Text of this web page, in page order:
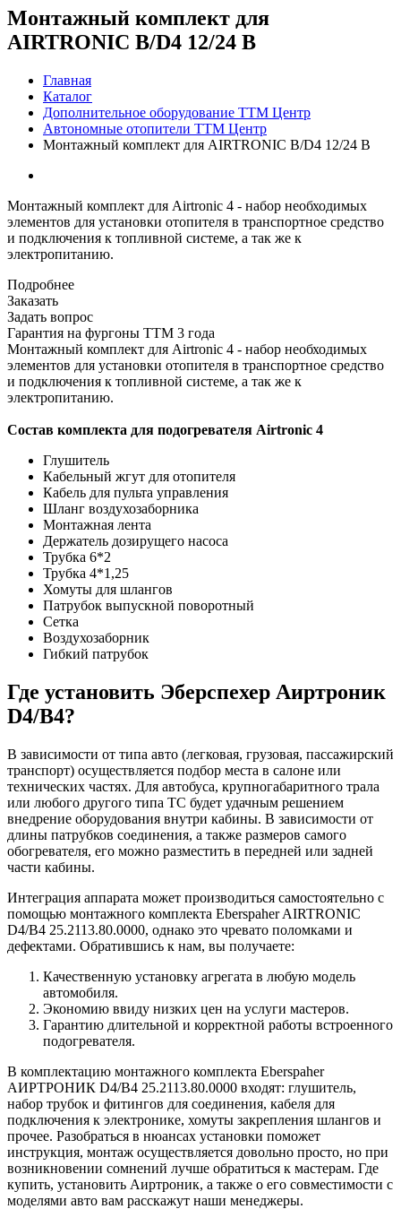
Монтажный комплект для
AIRTRONIC B/D4 12/24 В
Главная
Каталог
Дополнительное оборудование ТТМ Центр
Автономные отопители ТТМ Центр
Монтажный комплект для AIRTRONIC B/D4 12/24 В
Монтажный комплект для Airtronic 4 - набор необходимых
элементов для установки отопителя в транспортное средство
и подключения к топливной системе, а так же к
электропитанию.
Подробнее
Заказать
Задать вопрос
Гарантия на фургоны ТТМ 3 года
Монтажный комплект для Airtronic 4 - набор необходимых
элементов для установки отопителя в транспортное средство
и подключения к топливной системе, а так же к
электропитанию.
Состав комплекта для подогревателя Airtronic 4
Глушитель
Кабельный жгут для отопителя
Кабель для пульта управления
Шланг воздухозаборника
Монтажная лента
Держатель дозирущего насоса
Трубка 6*2
Трубка 4*1,25
Хомуты для шлангов
Патрубок выпускной поворотный
Сетка
Воздухозаборник
Гибкий патрубок
Где установить Эберспехер Аиртроник
D4/B4?
В зависимости от типа авто (легковая, грузовая, пассажирский
транспорт) осуществляется подбор места в салоне или
технических частях. Для автобуса, крупногабаритного трала
или любого другого типа ТС будет удачным решением
внедрение оборудования внутри кабины. В зависимости от
длины патрубков соединения, а также размеров самого
обогревателя, его можно разместить в передней или задней
части кабины.
Интеграция аппарата может производиться самостоятельно с
помощью монтажного комплекта Eberspaher AIRTRONIC
D4/B4 25.2113.80.0000, однако это чревато поломками и
дефектами. Обратившись к нам, вы получаете:
Качественную установку агрегата в любую модель
автомобиля.
Экономию ввиду низких цен на услуги мастеров.
Гарантию длительной и корректной работы встроенного
подогревателя.
В комплектацию монтажного комплекта Eberspaher
АИРТРОНИК D4/B4 25.2113.80.0000 входят: глушитель,
набор трубок и фитингов для соединения, кабеля для
подключения к электронике, хомуты закрепления шлангов и
прочее. Разобраться в нюансах установки поможет
инструкция, монтаж осуществляется довольно просто, но при
возникновении сомнений лучше обратиться к мастерам. Где
купить, установить Аиртроник, а также о его совместимости с
моделями авто вам расскажут наши менеджеры.